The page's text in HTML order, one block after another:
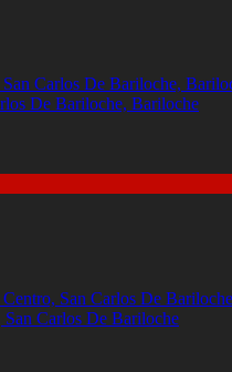
De Bariloche, Bariloche
Carlos De Bariloche